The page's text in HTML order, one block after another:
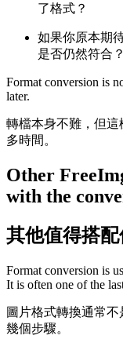
了格式？
如果你原本期
是否仍然符合？
Format conversion is
later.
轉檔本身不難，但
多時間。
Other
with the
其他值得搭
Format conversion is
It is often one of the
圖片格式轉換通常
幾個步驟。